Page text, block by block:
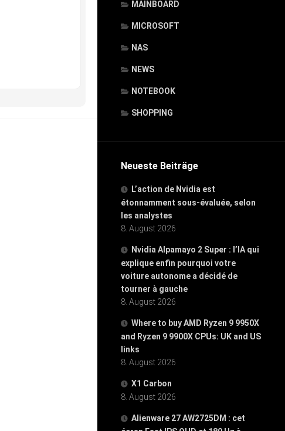
MAINBOARD
MICROSOFT
NAS
NEWS
NOTEBOOK
SHOPPING
Neueste Beiträge
L’action de Nvidia est
étonnamment sous-évaluée, selon
les analystes
8. August 2026
Nvidia Alpamayo 2 Super : l’IA qui
explique enfin pourquoi votre
voiture autonome a décidé de
tourner à gauche
8. August 2026
Where to buy AMD Ryzen 9 9950X
and Ryzen 9 9900X CPUs: UK and US
links
8. August 2026
X1 Carbon
8. August 2026
Alienware 27 AW2725DM : cet